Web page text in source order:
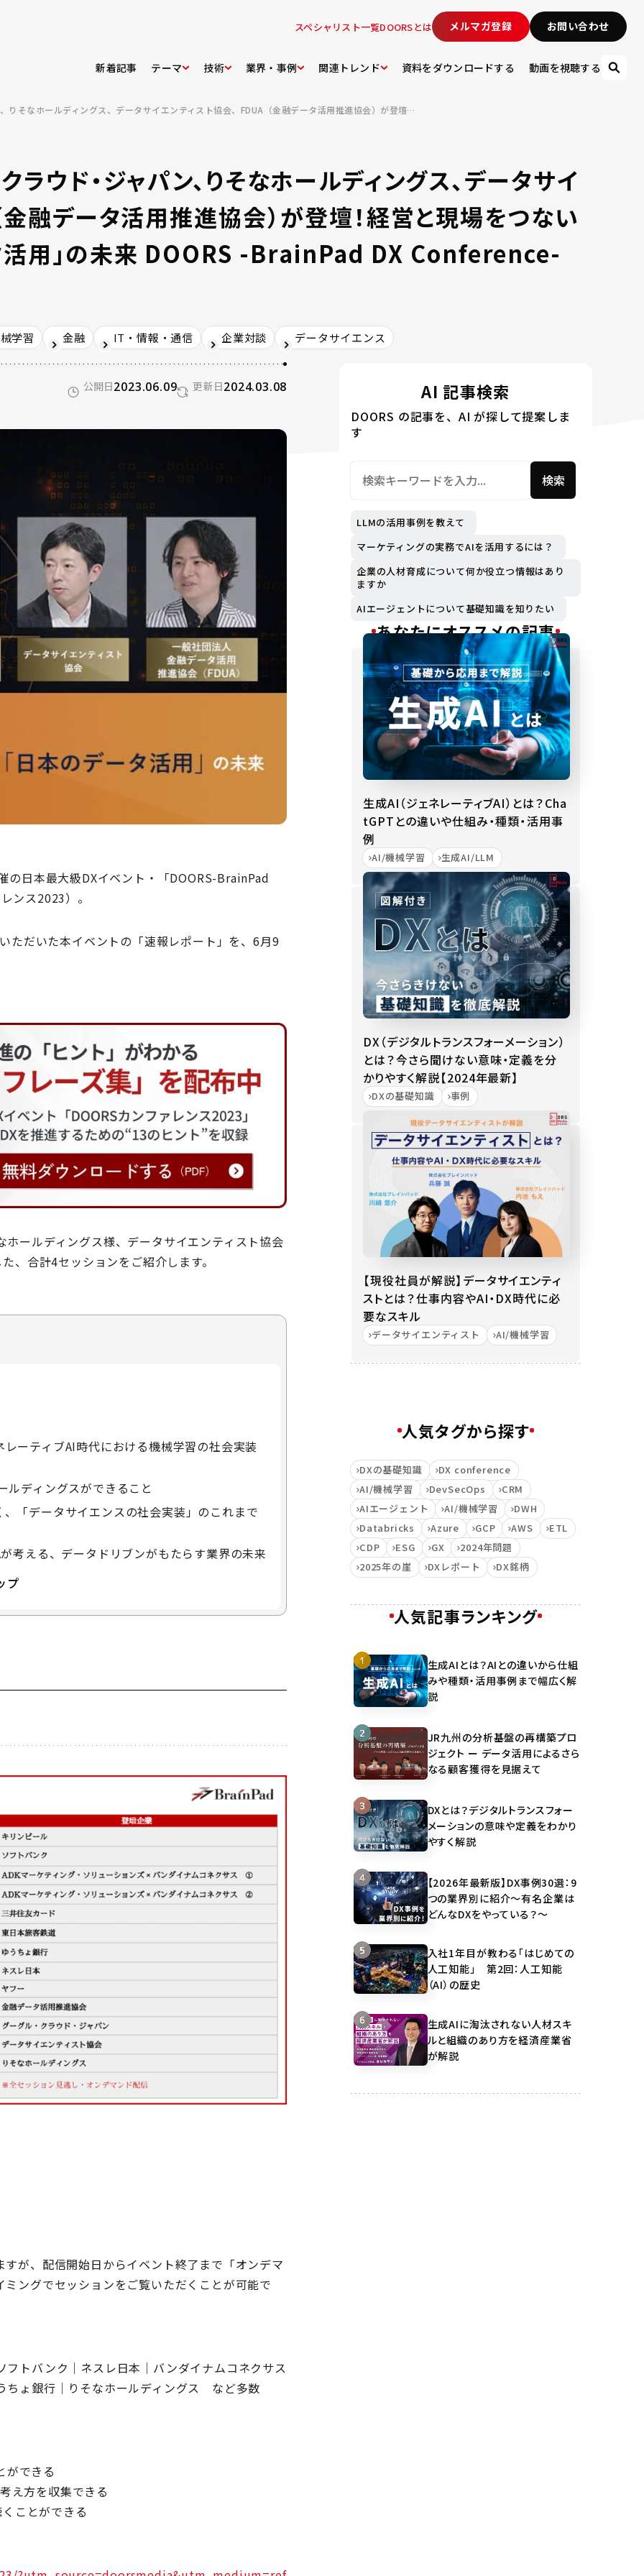
スペシャリスト一覧DOORSとは メルマガ登録 お問い合わせ
新着記事 テーマ 技術 業界・事例 関連トレンド 資料をダウンロードする 動画を視聴する
【速報レポート】グーグル・クラウド・ジャパン、りそなホールディングス、データサイエンティスト協会、FDUA（金融データ活用推進協会）が登壇！経営と現場をつないだ先にある「日本のデータ活用」の未来 DOORS -BrainPad DX Conference- 2023 DAY.5
ラウド・ジャパン、りそなホールディングス、データサイ
金融データ活用推進協会）が登壇！経営と現場をつない
活用」の未来 DOORS -BrainPad DX Conference-
学習 金融 IT・情報・通信 企業対談 データサイエンス
公開日2023.06.09 更新日2024.03.08
日本最大級DXイベント・「DOORS-BrainPad
ンス2023）。
ただいた本イベントの「速報レポート」を、6月9
ールディングス様、データサイエンティスト協会
、合計4セッションをご紹介します。
ーティブAI時代における機械学習の社会実装
ルディングスができること
「データサイエンスの社会実装」のこれまで
考える、データドリブンがもたらす業界の未来
プ
が、配信開始日からイベント終了まで「オンデマ
ングでセッションをご覧いただくことが可能で
トバンク｜ネスレ日本｜バンダイナムコネクサス
ちょ銀行｜りそなホールディングス など多数
ができる
え方を収集できる
ことができる
AI 記事検索
DOORS の記事を、AI が探して提案しま
す
検索
LLMの活用事例を教えて
マーケティングの実務でAIを活用するには？
企業の人材育成について何か役立つ情報はあり
ますか
AIエージェントについて基礎知識を知りたい
あなたにオススメの記事
生成AI（ジェネレーティブAI）とは？Cha
tGPTとの違いや仕組み・種類・活用事
例
AI/機械学習 生成AI/LLM
DX（デジタルトランスフォーメーション）
とは？今さら聞けない意味・定義を分
かりやすく解説【2024年最新】
DXの基礎知識 事例
【現役社員が解説】データサイエンティ
ストとは？仕事内容やAI・DX時代に必
要なスキル
データサイエンティスト AI/機械学習
人気タグから探す
DXの基礎知識
DX conference
AI/機械学習
DevSecOps
CRM
AIエージェント
AI/機械学習
DWH
Databricks
Azure GCP AWS
ETL
CDP
ESG GX
2024年問題
2025年の崖
DXレポート DX銘柄
人気記事ランキング
生成AIとは？AIとの違いから仕組
みや種類・活用事例まで幅広く解
説
JR九州の分析基盤の再構築プロ
ジェクト ー データ活用によるさら
なる顧客獲得を見据えて
DXとは？デジタルトランスフォー
メーションの意味や定義をわかり
やすく解説
【2026年最新版】DX事例30選：9
つの業界別に紹介～有名企業は
どんなDXをやっている？～
入社1年目が教わる「はじめての
人工知能」 第2回：人工知能
（AI）の歴史
生成AIに淘汰されない人材スキ
ルと組織のあり方を経済産業省
が解説